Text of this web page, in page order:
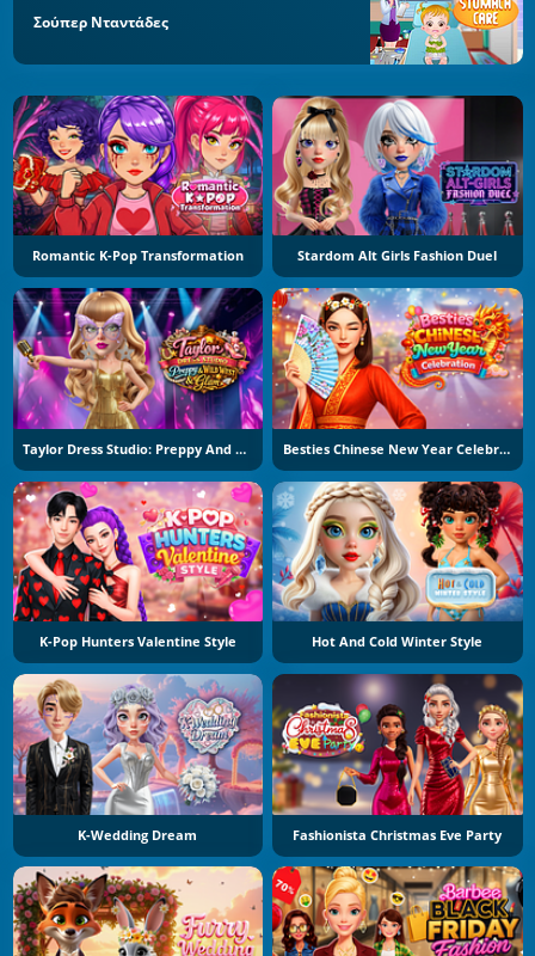
Σούπερ Νταντάδες
Romantic K-Pop Transformation Stardom Alt Girls Fashion Duel
Taylor Dress Studio: Preppy And Wild West Glam Besties Chinese New Year Celebration
K-Pop Hunters Valentine Style Hot And Cold Winter Style
K-Wedding Dream Fashionista Christmas Eve Party